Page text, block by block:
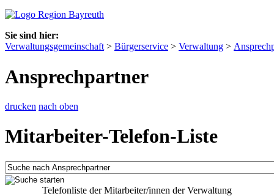
Sie sind hier:
Verwaltungsgemeinschaft > Bürgerservice > Verwaltung >
Ansprechpartner
drucken nach oben
Mitarbeiter-Telefon-Liste
Telefonliste der Mitarbeiter/innen der Verwaltung